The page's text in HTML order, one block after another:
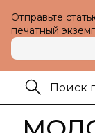
Отправьте
печатный